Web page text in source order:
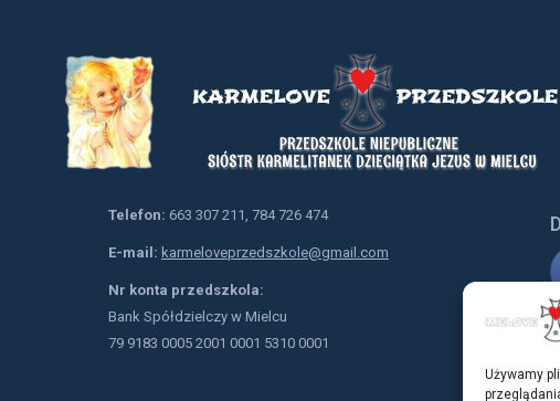
Używamy
Telefon: 663 307 211, 784 726 474
E-mail: karmeloveprzedszkole@gmail.com
Nr konta przedszkola:
Bank Spółdzielczy w Mielcu
79 9183 0005 2001 0001 5310 0001